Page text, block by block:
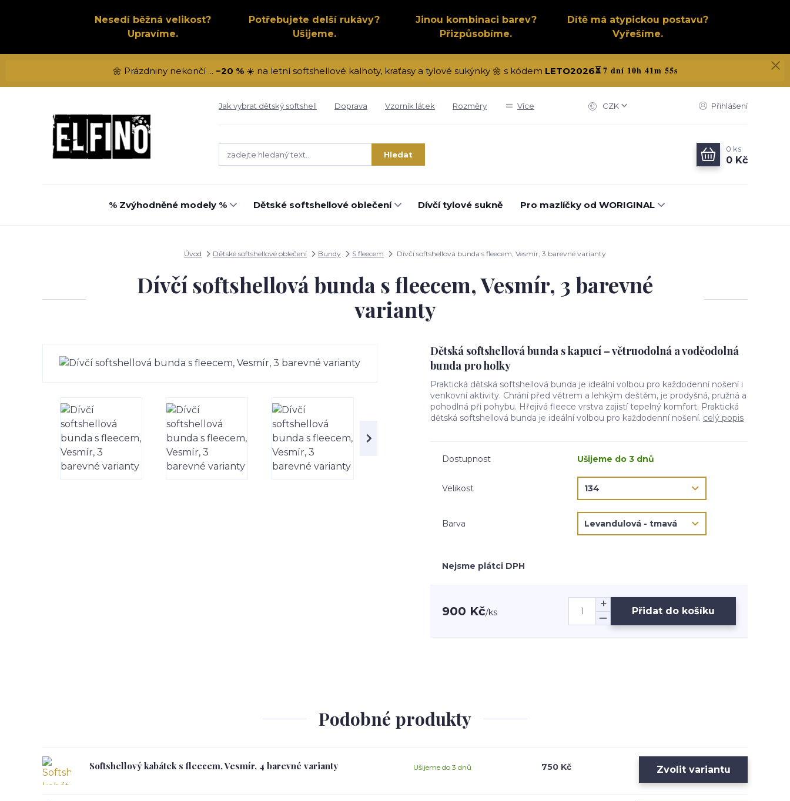
Nesedí běžná velikost?
Upravíme.
Potřebujete delší rukávy?
Ušijeme.
Jinou kombinaci barev?
Přizpůsobíme.
Dítě má atypickou postavu?
Vyřešíme.
🌼 Prázdniny nekončí ... −20 %☀️ na letní softshellové kalhoty, kraťasy a tylové sukýnky 🌼 s kódem LETO2026⏳7 dní 10h 41m 54s
Jak vybrat dětský softshell Doprava Vzorník látek Rozměry Více CZK Přihlášení
Hledat
0 ks
0 Kč
% Zvýhodněné modely % Dětské softshellové oblečení Dívčí tylové sukně Pro mazlíčky od WORIGINAL
Úvod Dětské softshellové oblečení Bundy S fleecem Dívčí softshellová bunda s fleecem, Vesmír, 3 barevné varianty
Dívčí softshellová bunda s fleecem, Vesmír, 3 barevné
varianty
Dětská softshellová bunda s kapucí – větruodolná a voděodolná
bunda pro holky
Praktická dětská softshellová bunda je ideální volbou pro každodenní nošení i
venkovní aktivity. Chrání před větrem a lehkým deštěm, je prodyšná, pružná a
pohodlná při pohybu. Hřejivá fleece vrstva zajistí tepelný komfort. Praktická
dětská softshellová bunda je ideální volbou pro každodenní nošení. celý popis
Dostupnost Ušijeme do 3 dnů
Velikost
Barva
Nejsme plátci DPH
900 Kč/ks Přidat do košíku
Podobné produkty
Softshellový kabátek s fleecem, Vesmír, 4 barevné varianty 750 Kč
Ušijeme do 3 dnů Zvolit variantu